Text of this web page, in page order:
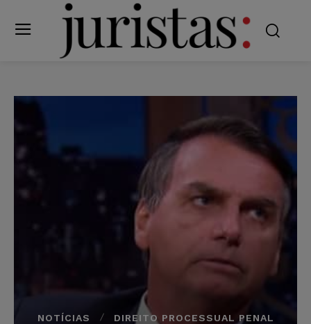
NOTÍCIAS DIREITO PROCESSUAL PENAL